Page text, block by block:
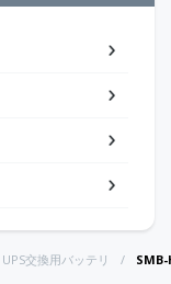
UPS交換用バッテリ SMB-